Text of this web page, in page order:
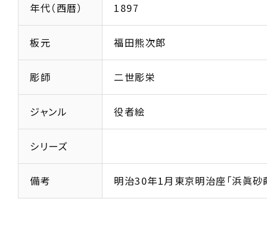
年代（西暦） 1897
板元 福田熊次郎
彫師 二世彫栄
ジャンル 役者絵
シリーズ
備考 明治30年1月東京明治座「浜眞砂